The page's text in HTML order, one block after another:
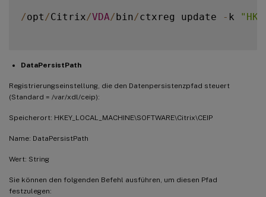
/opt /Citrix/VDA/bin/ctxreg update - k
DataPersistPath
Registrierungseinstellung, die den Datenpersistenzpfad steuert
(Standard = /var/xdl/ceip):
Speicherort: HKEY_LOCAL_MACHINE\SOFTWARE\Citrix\CEIP
Name: DataPersistPath
Wert: String
Sie können den folgenden Befehl ausführen, um diesen Pfad
festzulegen: